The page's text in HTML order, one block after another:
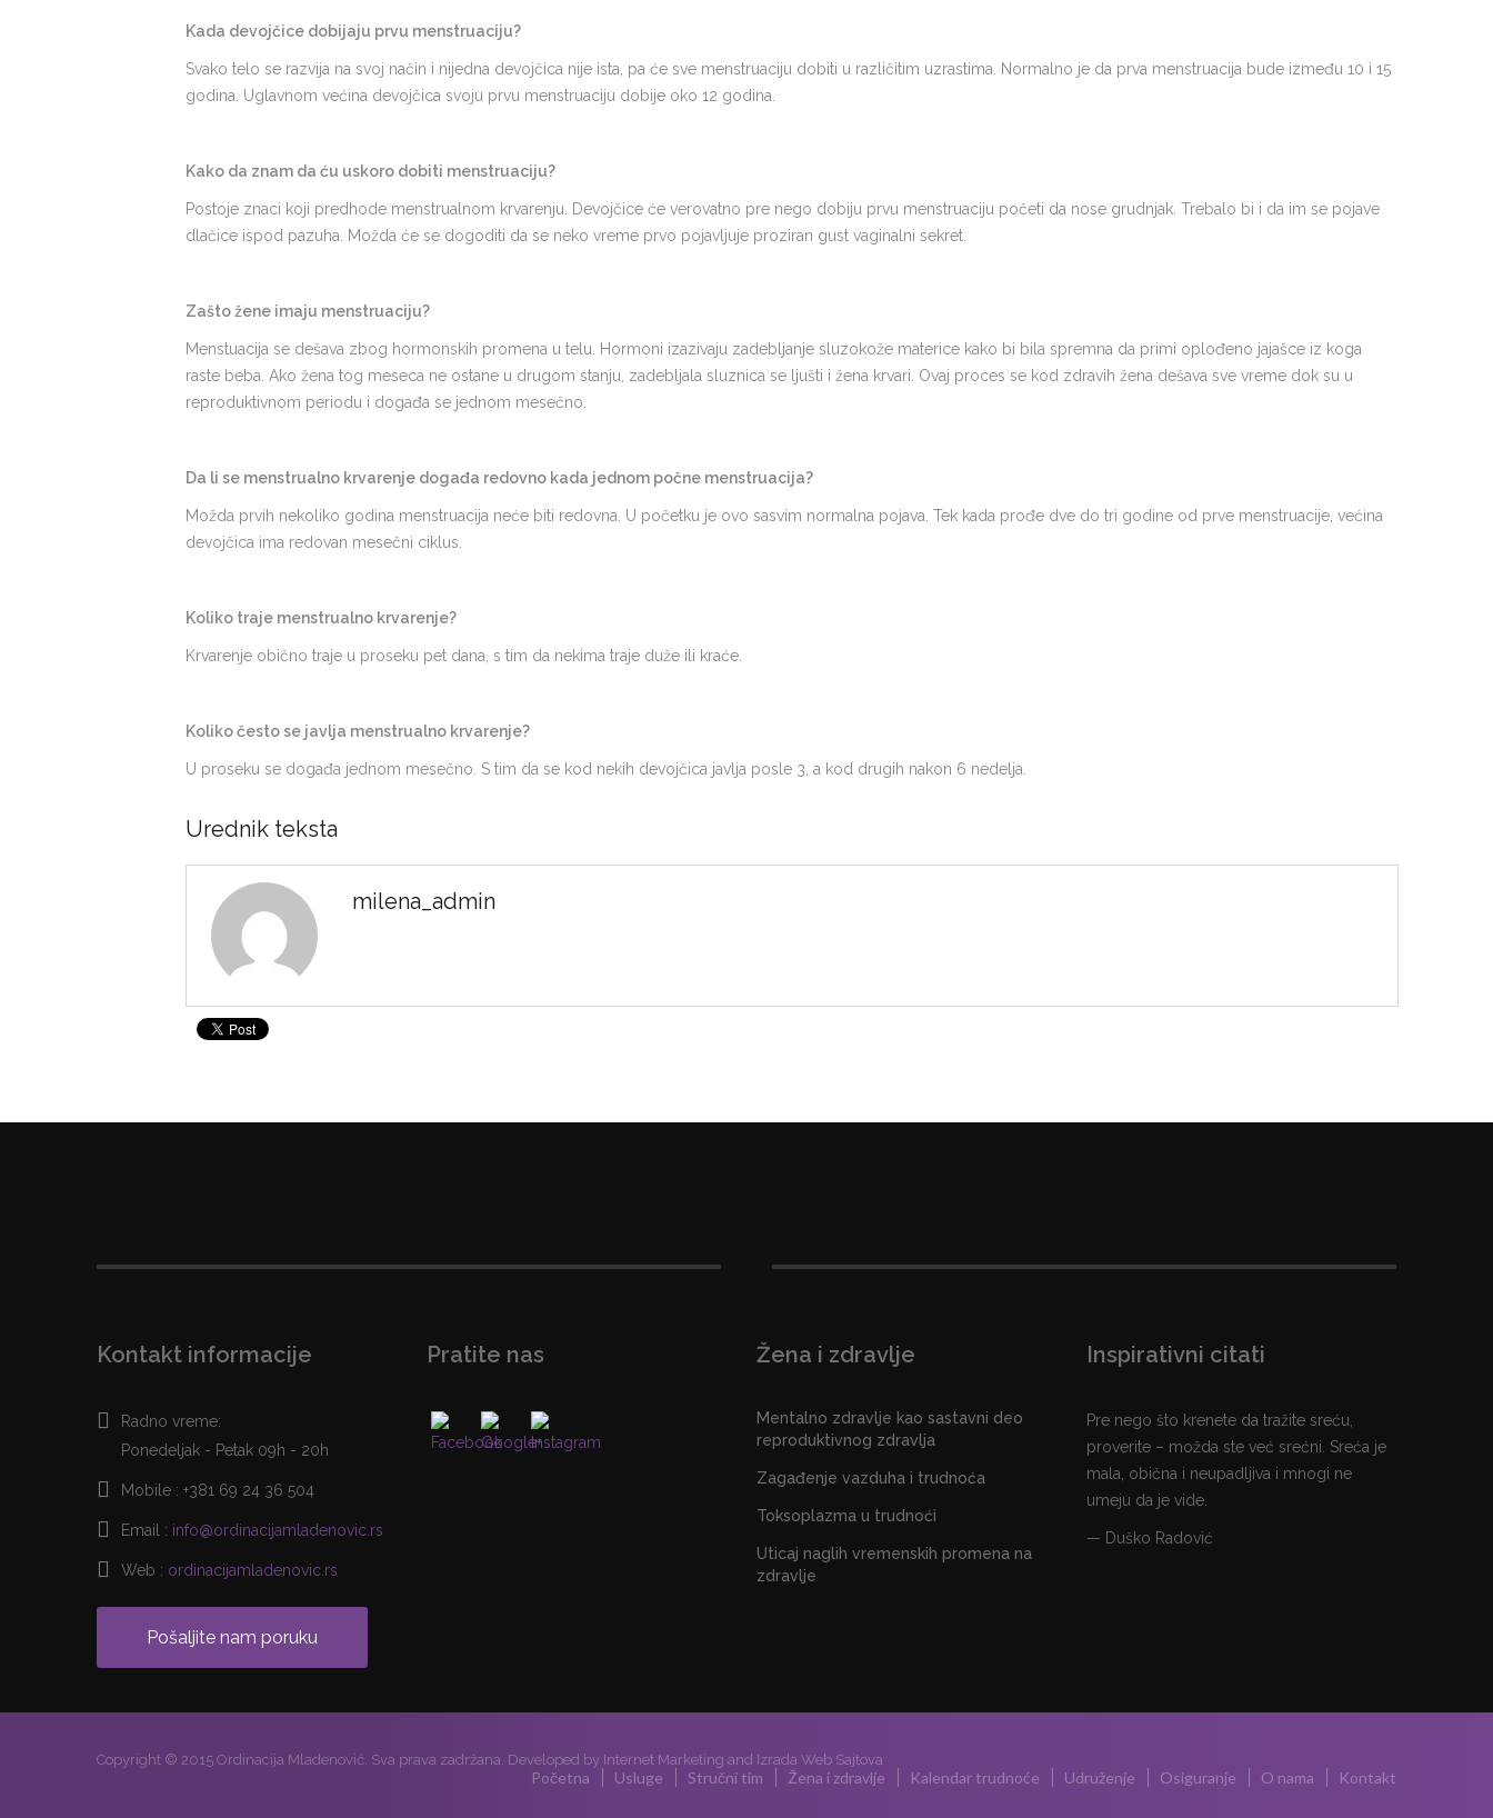
Kada devojčice dobijaju prvu menstruaciju?
Svako telo se razvija na svoj način i nijedna devojčica nije ista, pa će sve menstruaciju dobiti u različitim uzrastima. Normalno je da prva menstruacija bude između 10 i 15
godina. Uglavnom većina devojčica svoju prvu menstruaciju dobije oko 12 godina.
Kako da znam da ću uskoro dobiti menstruaciju?
Postoje znaci koji predhode menstrualnom krvarenju. Devojčice će verovatno pre nego dobiju prvu menstruaciju početi da nose grudnjak. Trebalo bi i da im se pojave
dlačice ispod pazuha. Možda će se dogoditi da se neko vreme prvo pojavljuje proziran gust vaginalni sekret.
Zašto žene imaju menstruaciju?
Menstuacija se dešava zbog hormonskih promena u telu. Hormoni izazivaju zadebljanje sluzokože materice kako bi bila spremna da primi oplođeno jajašce iz koga
raste beba. Ako žena tog meseca ne ostane u drugom stanju, zadebljala sluznica se ljušti i žena krvari. Ovaj proces se kod zdravih žena dešava sve vreme dok su u
reproduktivnom periodu i događa se jednom mesečno.
Da li se menstrualno krvarenje događa redovno kada jednom počne menstruacija?
Možda prvih nekoliko godina menstruacija neće biti redovna. U početku je ovo sasvim normalna pojava. Tek kada prođe dve do tri godine od prve menstruacije, većina
devojčica ima redovan mesečni ciklus.
Koliko traje menstrualno krvarenje?
Krvarenje obično traje u proseku pet dana, s tim da nekima traje duže ili kraće.
Koliko često se javlja menstrualno krvarenje?
U proseku se događa jednom mesečno. S tim da se kod nekih devojčica javlja posle 3, a kod drugih nakon 6 nedelja.
Urednik teksta
milena_admin
Kontakt informacije
Radno vreme:
Ponedeljak - Petak 09h - 20h
Mobile : +381 69 24 36 504
Email : info@ordinacijamladenovic.rs
Web : ordinacijamladenovic.rs
Pošaljite nam poruku
Pratite nas Žena i zdravlje
Mentalno zdravlje kao sastavni deo
reproduktivnog zdravlja
Zagađenje vazduha i trudnoća
Toksoplazma u trudnoći
Uticaj naglih vremenskih promena na
zdravlje
Inspirativni citati
Pre nego što krenete da tražite sreću,
proverite – možda ste već srećni. Sreća je
mala, obična i neupadljiva i mnogi ne
umeju da je vide.
— Duško Radović
Copyright © 2015 Ordinacija Mladenović. Sva prava zadržana. Developed by Internet Marketing and Izrada Web Sajtova
Početna Usluge Stručni tim Žena i zdravlje Kalendar trudnoće Udruženje Osiguranje O nama Kontakt